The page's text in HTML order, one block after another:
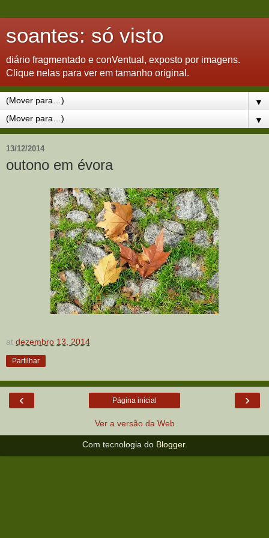
soantes: só visto
diário fragmentado e conVentual, exposto por imagens.
Clique nelas para ver em tamanho original.
▼
▼
13/12/2014
outono em évora
at dezembro 13, 2014
Partilhar
‹ ›
Página inicial
Ver a versão da Web
Com tecnologia do Blogger.